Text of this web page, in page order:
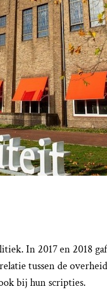
In 2017 en 2018
tussen de
bij hun scripties.